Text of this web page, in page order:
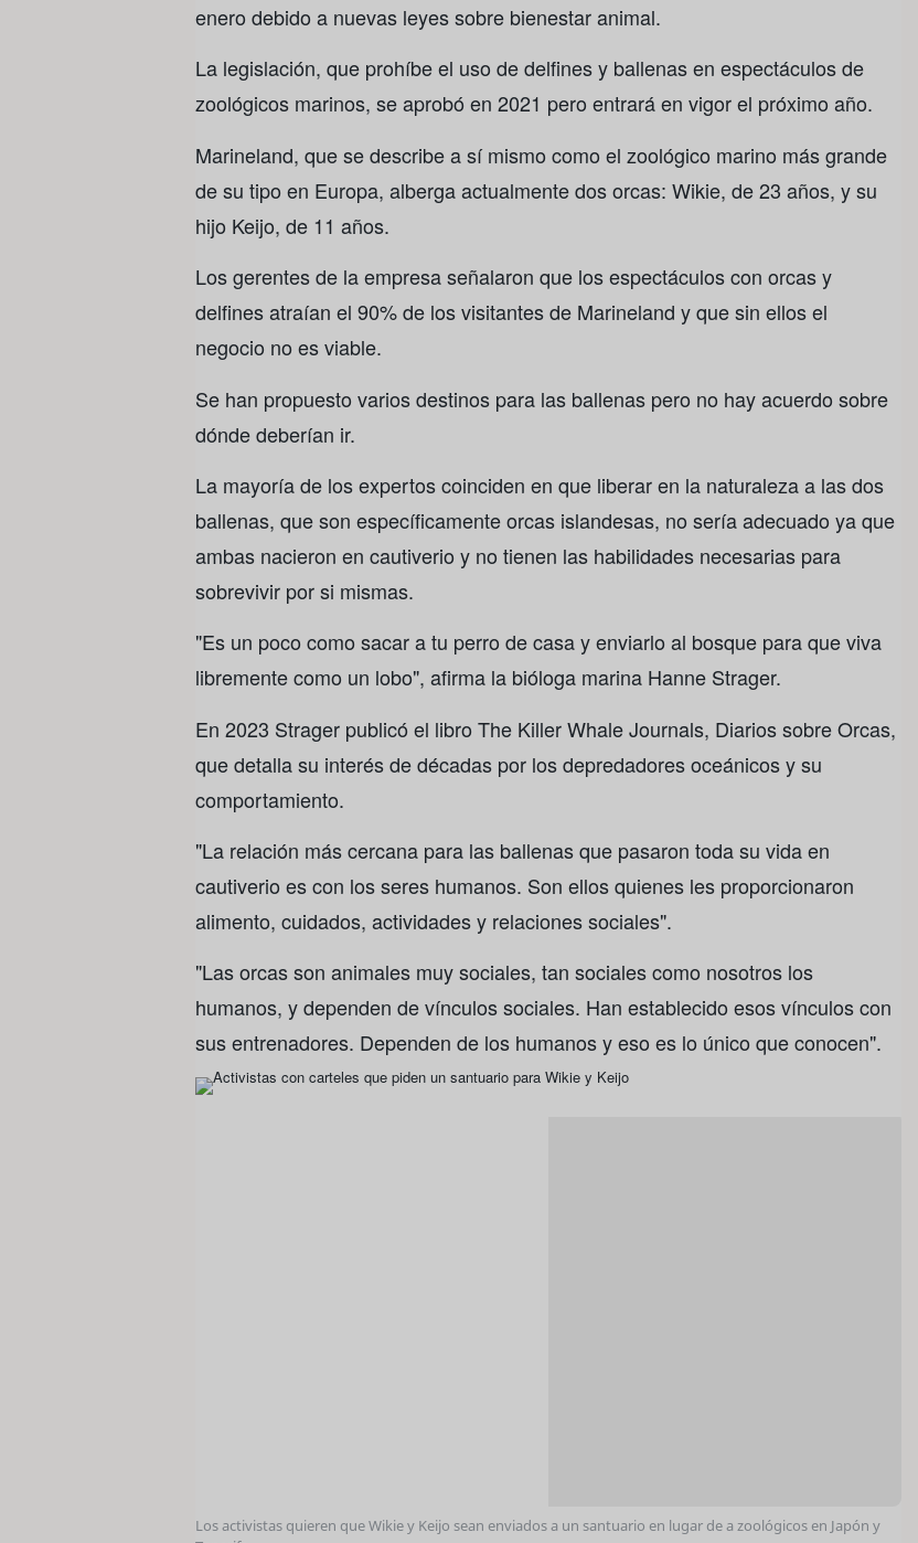
enero debido a nuevas leyes sobre bienestar animal.
La legislación, que prohíbe el uso de delfines y ballenas en espectáculos de
zoológicos marinos, se aprobó en 2021 pero entrará en vigor el próximo año.
Marineland, que se describe a sí mismo como el zoológico marino más grande
de su tipo en Europa, alberga actualmente dos orcas: Wikie, de 23 años, y su
hijo Keijo, de 11 años.
Los gerentes de la empresa señalaron que los espectáculos con orcas y
delfines atraían el 90% de los visitantes de Marineland y que sin ellos el
negocio no es viable.
Se han propuesto varios destinos para las ballenas pero no hay acuerdo sobre
dónde deberían ir.
La mayoría de los expertos coinciden en que liberar en la naturaleza a las dos
ballenas, que son específicamente orcas islandesas, no sería adecuado ya que
ambas nacieron en cautiverio y no tienen las habilidades necesarias para
sobrevivir por si mismas.
"Es un poco como sacar a tu perro de casa y enviarlo al bosque para que viva
libremente como un lobo", afirma la bióloga marina Hanne Strager.
En 2023 Strager publicó el libro The Killer Whale Journals, Diarios sobre Orcas,
que detalla su interés de décadas por los depredadores oceánicos y su
comportamiento.
"La relación más cercana para las ballenas que pasaron toda su vida en
cautiverio es con los seres humanos. Son ellos quienes les proporcionaron
alimento, cuidados, actividades y relaciones sociales".
"Las orcas son animales muy sociales, tan sociales como nosotros los
humanos, y dependen de vínculos sociales. Han establecido esos vínculos con
sus entrenadores. Dependen de los humanos y eso es lo único que conocen".
Los activistas quieren que Wikie y Keijo sean enviados a un santuario en lugar de a zoológicos en Japón y